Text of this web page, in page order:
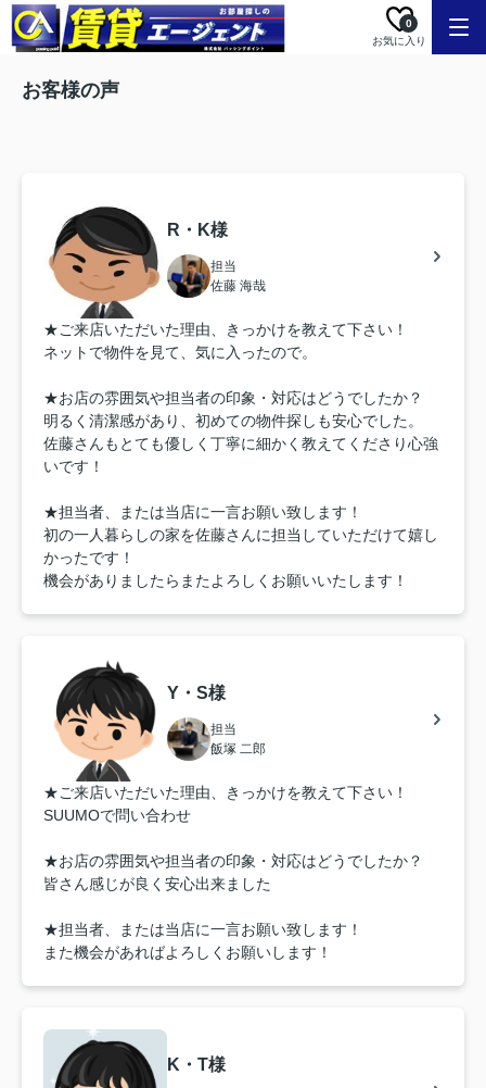
お気に入り
0
お客様の声
R・K様
担当
佐藤 海哉
★ご来店いただいた理由、きっかけを教えて下さい！
ネットで物件を見て、気に入ったので。
★お店の雰囲気や担当者の印象・対応はどうでしたか？
明るく清潔感があり、初めての物件探しも安心でした。
佐藤さんもとても優しく丁寧に細かく教えてくださり心強
いです！
★担当者、または当店に一言お願い致します！
初の一人暮らしの家を佐藤さんに担当していただけて嬉し
かったです！
機会がありましたらまたよろしくお願いいたします！
Y・S様
担当
飯塚 二郎
★ご来店いただいた理由、きっかけを教えて下さい！
SUUMOで問い合わせ
★お店の雰囲気や担当者の印象・対応はどうでしたか？
皆さん感じが良く安心出来ました
★担当者、または当店に一言お願い致します！
また機会があればよろしくお願いします！
K・T様